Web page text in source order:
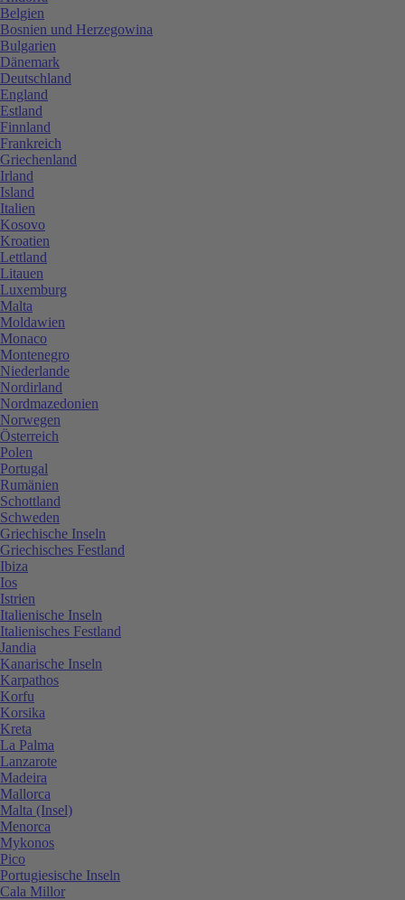
Belgien
Bosnien und Herzegowina
Bulgarien
Dänemark
Deutschland
England
Estland
Finnland
Frankreich
Griechenland
Irland
Island
Italien
Kosovo
Kroatien
Lettland
Litauen
Luxemburg
Malta
Moldawien
Monaco
Montenegro
Niederlande
Nordirland
Nordmazedonien
Norwegen
Österreich
Polen
Portugal
Rumänien
Schottland
Schweden
Griechische Inseln
Griechisches Festland
Ibiza
Ios
Istrien
Italienische Inseln
Italienisches Festland
Jandia
Kanarische Inseln
Karpathos
Korfu
Korsika
Kreta
La Palma
Lanzarote
Madeira
Mallorca
Malta (Insel)
Menorca
Mykonos
Pico
Portugiesische Inseln
Cala Millor